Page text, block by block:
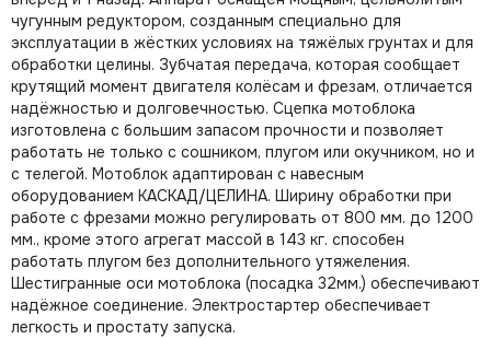
чугунным редуктором, созданным специально для
эксплуатации в жёстких условиях на тяжёлых грунтах и для
обработки целины. Зубчатая передача, которая сообщает
крутящий момент двигателя колёсам и фрезам, отличается
надёжностью и долговечностью. Сцепка мотоблока
изготовлена с большим запасом прочности и позволяет
работать не только с сошником, плугом или окучником, но и
с телегой. Мотоблок адаптирован с навесным
оборудованием КАСКАД/ЦЕЛИНА. Ширину обработки при
работе с фрезами можно регулировать от 800 мм. до 1200
мм., кроме этого агрегат массой в 143 кг. способен
работать плугом без дополнительного утяжеления.
Шестигранные оси мотоблока (посадка 32мм.) обеспечивают
надёжное соединение. Электростартер обеспечивает
легкость и простату запуска.